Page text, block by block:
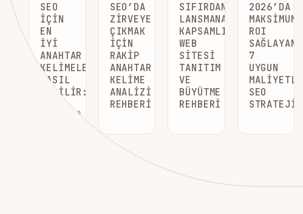
SEO
İÇIN
EN
İYI
ANAHTAR
KELIMELER
NASIL
SEÇILIR:
REHBERI
SEO’DA
ZIRVEYE
ÇIKMAK
İÇIN
RAKIP
ANAHTAR
KELIME
ANALIZI
REHBERI
SIFIRDAN
LANSMANA
KAPSAMLI
WEB
SITESI
TANITIM
VE
BÜYÜTME
REHBERI
2026’DA
MAKSIMUM
ROI
SAĞLAYAN
7
UYGUN
MALIYETLI
SEO
STRATEJISI